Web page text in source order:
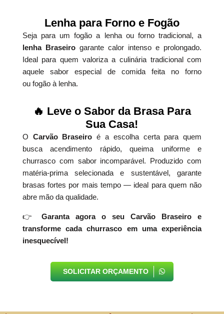
Lenha para Forno e Fogão
Seja para um fogão a lenha ou forno tradicional, a
lenha Braseirogarante calor intenso e prolongado.
Ideal para quem valoriza a culinária tradicional com
aquele sabor especial de comida feita no forno
ou fogão à lenha.
🔥 Leve o Sabor da Brasa Para
Sua Casa!
O Carvão Braseiro é a escolha certa para quem
busca acendimento rápido, queima uniforme e
churrasco com sabor incomparável. Produzido com
matéria-prima selecionada e sustentável, garante
brasas fortes por mais tempo — ideal para quem não
abre mão da qualidade.
👉
Garanta agora o seu Carvão Braseiro e
transforme cada churrasco em uma experiência
inesquecível!
SOLICITAR ORÇAMENTO